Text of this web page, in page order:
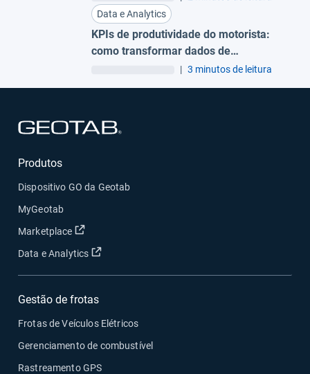
Data e Analytics
KPIs de produtividade do motorista:
como transformar dados de
comportamento em eficiência
| 3 minutos de leitura
Produtos
Dispositivo GO da Geotab
MyGeotab
Marketplace
Abrir em uma nova janela
Data e Analytics Abrir em uma nova janela
Gestão de frotas
Frotas de Veículos Elétricos
Gerenciamento de combustível
Rastreamento GPS